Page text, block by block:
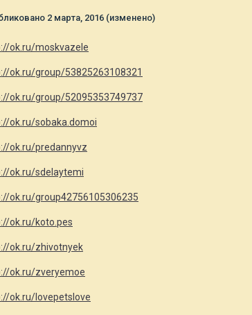
2 марта, 2016 (изменено)
ok.ru/moskvazele
ok.ru/group/53825263108321
ok.ru/group/52095353749737
ok.ru/sobaka.domoi
ok.ru/predannyvz
ok.ru/sdelaytemi
ok.ru/group42756105306235
ok.ru/koto.pes
ok.ru/zhivotnyek
ok.ru/zveryemoe
ok.ru/lovepetslove